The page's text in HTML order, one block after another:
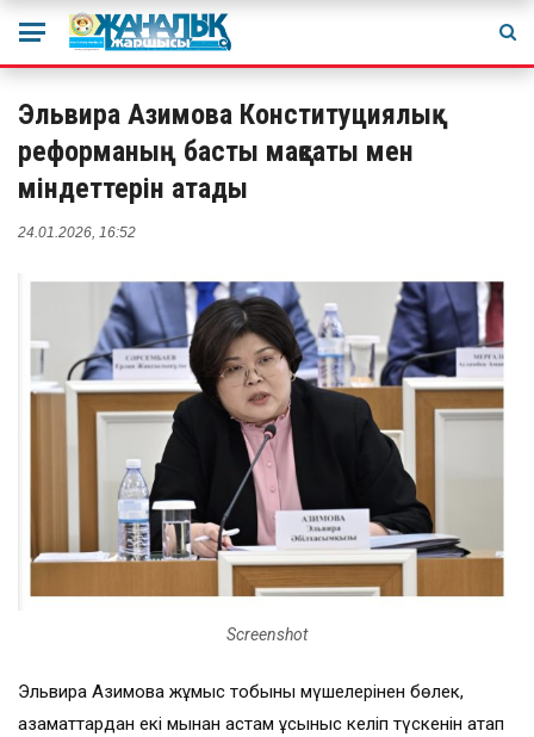
Эльвира Азимова Конституциялық
реформаның басты мақсаты мен
міндеттерін атады
24.01.2026, 16:52
Screenshot
Эльвира Азимова жұмыс тобының мүшелерінен бөлек,
азаматтардан екі мыңнан астам ұсыныс келіп түскенін атап